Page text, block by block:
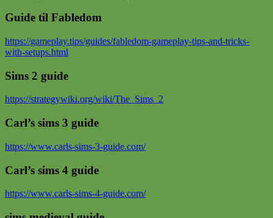
Guide til Fabledom
https://gameplay.tips/guides/fabledom-gameplay-tips-and-tricks-
with-setups.html
Sims 2 guide
https://strategywiki.org/wiki/The_Sims_2
Carl’s sims 3 guide
https://www.carls-sims-3-guide.com/
Carl’s sims 4 guide
https://www.carls-sims-4-guide.com/